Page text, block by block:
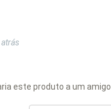
este produto a um amigo